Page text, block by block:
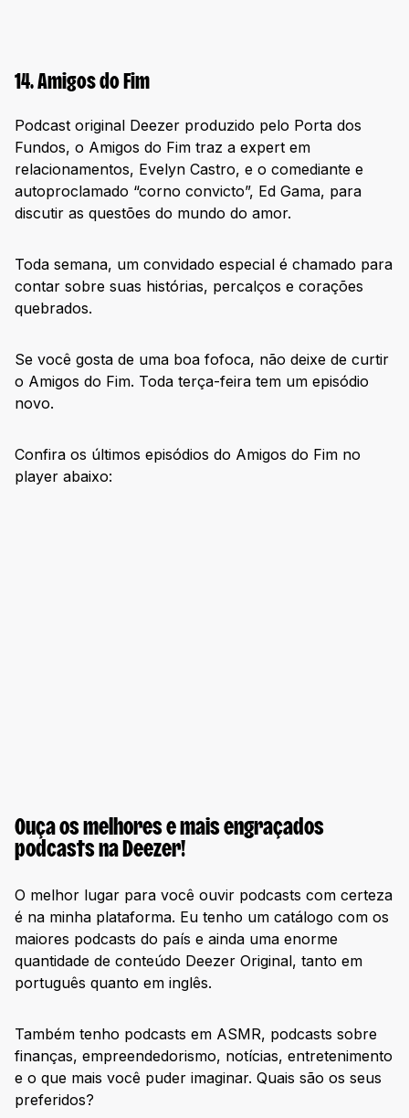
14. Amigos do Fim
Podcast original Deezer produzido pelo Porta dos
Fundos, o Amigos do Fim traz a expert em
relacionamentos, Evelyn Castro, e o comediante e
autoproclamado “corno convicto”, Ed Gama, para
discutir as questões do mundo do amor.
Toda semana, um convidado especial é chamado para
contar sobre suas histórias, percalços e corações
quebrados.
Se você gosta de uma boa fofoca, não deixe de curtir
o Amigos do Fim. Toda terça-feira tem um episódio
novo.
Confira os últimos episódios do Amigos do Fim no
player abaixo:
Ouça os melhores e mais engraçados
podcasts na Deezer!
O melhor lugar para você ouvir podcasts com certeza
é na minha plataforma. Eu tenho um catálogo com os
maiores podcasts do país e ainda uma enorme
quantidade de conteúdo Deezer Original, tanto em
português quanto em inglês.
Também tenho podcasts em ASMR, podcasts sobre
finanças, empreendedorismo, notícias, entretenimento
e o que mais você puder imaginar. Quais são os seus
preferidos?